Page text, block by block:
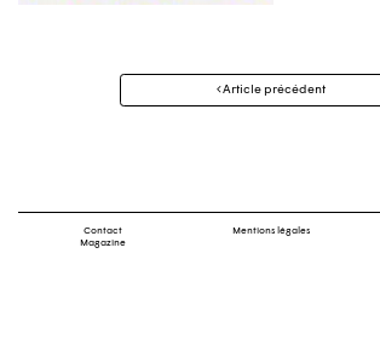
Navigation
Article précédent
Contact
Magazine
Mentions légales